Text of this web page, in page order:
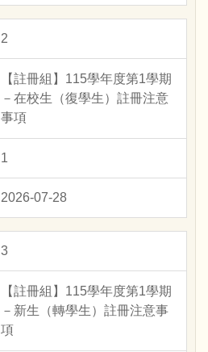
2
【註冊組】115學年度第1學期
－在校生（復學生）註冊注意
事項
1
2026-07-28
3
【註冊組】115學年度第1學期
－新生（轉學生）註冊注意事
項